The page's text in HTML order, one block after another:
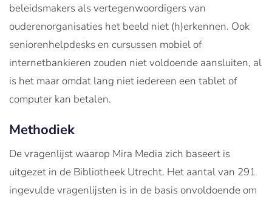
beleidsmakers als vertegenwoordigers van
ouderenorganisaties het beeld niet (h)erkennen. Ook
seniorenhelpdesks en cursussen mobiel of
internetbankieren zouden niet voldoende aansluiten, al
is het maar omdat lang niet iedereen een tablet of
computer kan betalen.
Methodiek
De vragenlijst waarop Mira Media zich baseert is
uitgezet in de Bibliotheek Utrecht. Het aantal van 291
ingevulde vragenlijsten is in de basis onvoldoende om